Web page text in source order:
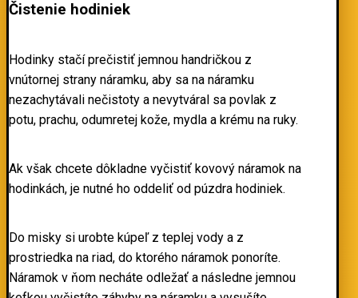
Čistenie hodiniek
Hodinky stačí prečistiť jemnou handričkou z
vnútornej strany náramku, aby sa na náramku
nezachytávali nečistoty a nevytváral sa povlak z
potu, prachu, odumretej kože, mydla a krému na ruky.
Ak však chcete dôkladne vyčistiť kovový náramok na
hodinkách, je nutné ho oddeliť od púzdra hodiniek.
Do misky si urobte kúpeľ z teplej vody a z
prostriedka na riad, do ktorého náramok ponoríte.
Náramok v ňom necháte odležať a následne jemnou